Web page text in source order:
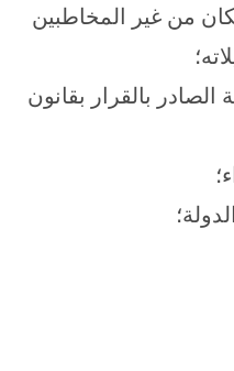
من غير المخاطبين
بالقرار بقانون